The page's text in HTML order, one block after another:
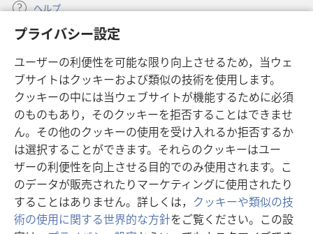
プライバシー設定
ユーザーの利便性を可能な限り向上させるため，当ウェ
ブサイトはクッキーおよび類似の技術を使用します。
クッキーの中には当ウェブサイトが機能するために必須
のものもあり，そのクッキーを拒否することはできませ
ん。その他のクッキーの使用を受け入れるか拒否するか
は選択することができます。それらのクッキーはユー
ザーの利便性を向上させる目的でのみ使用されます。こ
のデータが販売されたりマーケティングに使用されたり
することはありません。詳しくは， クッキーや類似の技
術の使用に関する世界的な方針をご覧ください。この設
ヘルプ
寄付
し
い
タ
ブ
で
開
く）
ものみの塔 オンライン・ライブラリー
（新
し
い
タ
ブ
で
開
く）
JW Hub ®
（新
し
い
タ
ブ
で
開
く）
JW Library
Watchtower Library®